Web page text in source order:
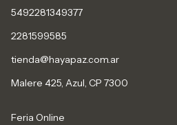
5492281349377
2281599585
tienda@hayapaz.com.ar
Malere 425, Azul, CP 7300
Feria Online